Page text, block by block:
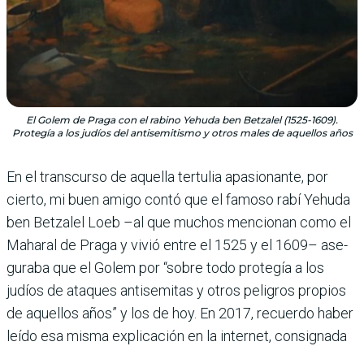
El Golem de Praga con el rabino Yehuda ben Betzalel (1525-1609).
Protegía a los judíos del antisemitismo y otros males de aquellos años
En el transcurso de aque­lla tertulia apasionante, por
cierto, mi buen amigo contó que el famoso rabí Yehuda
ben Betzalel Loeb –al que muchos mencionan como el
Maharal de Praga y vivió entre el 1525 y el 1609– ase­
guraba que el Golem por “sobre todo protegía a los
judíos de ataques antisemi­tas y otros peligros propios
de aquellos años” y los de hoy. En 2017, recuerdo haber
leído esa misma explicación en la internet, consignada